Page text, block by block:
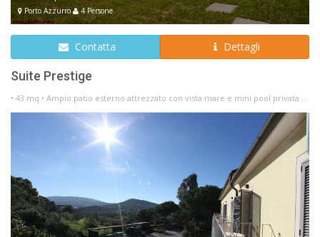
Porto Azzurro 4 Persone
Contatta Dettagli
Suite Prestige
• 43 mq • Ampio patio esterno attrezzato con vista mare e mini pool privata ...